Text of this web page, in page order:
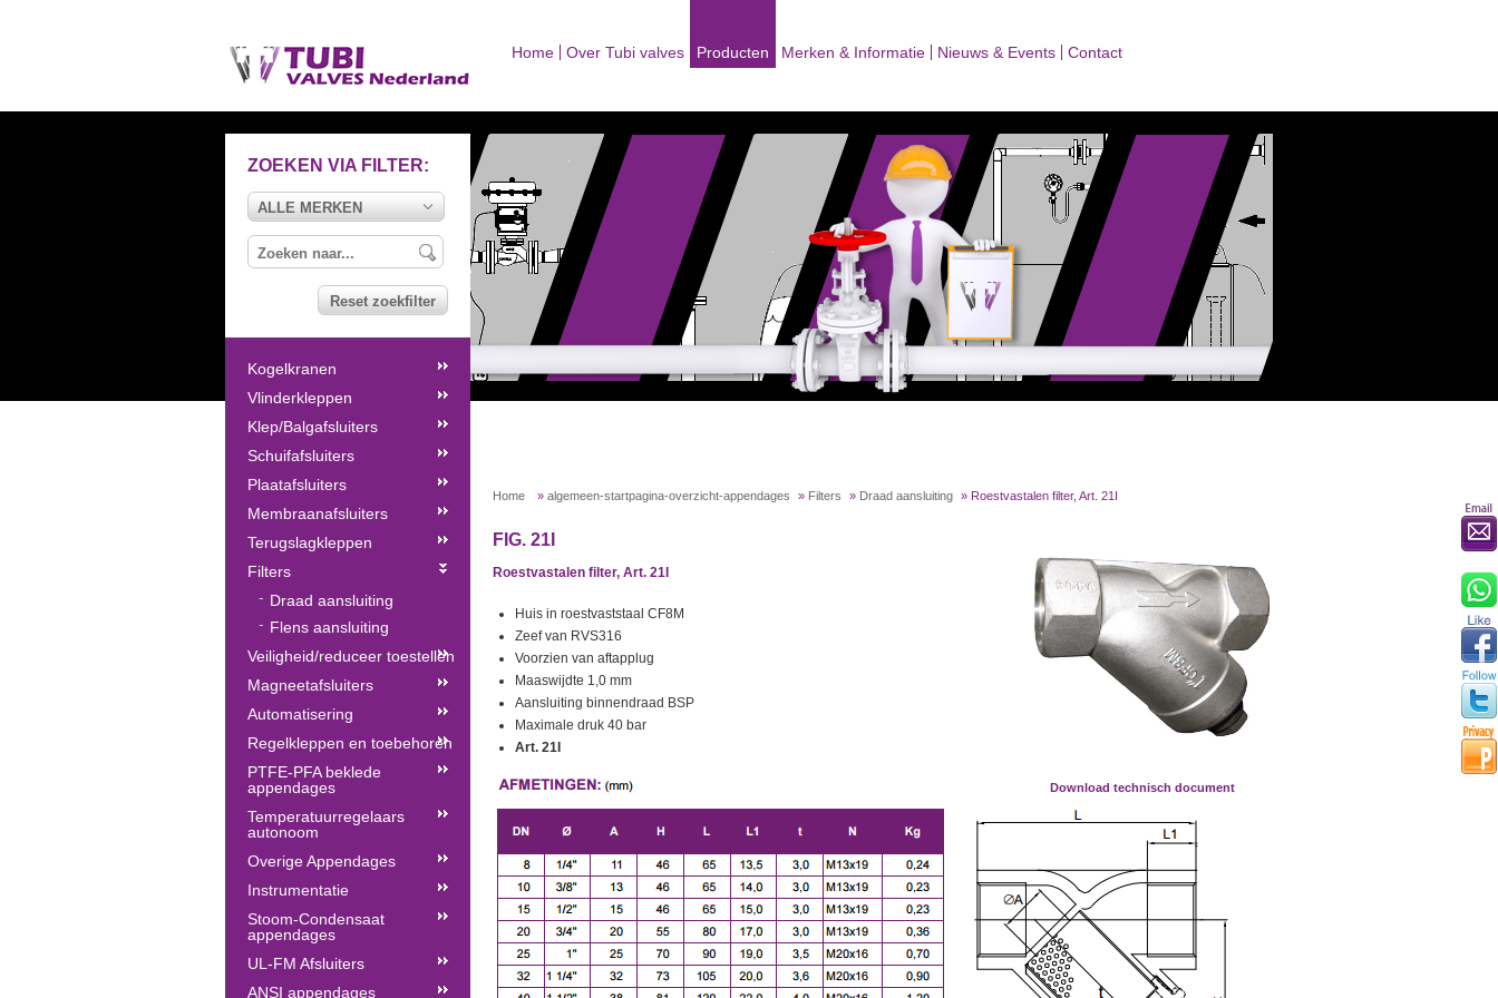
Home Over Tubi valves Producten Merken & Informatie Nieuws & Events Contact
Home » algemeen-startpagina-overzicht-appendages » Filters » Draad aansluiting » Roestvastalen filter, Art. 21I
FIG. 21I
Roestvastalen filter, Art. 21I
Huis in roestvaststaal CF8M
Zeef van RVS316
Voorzien van aftapplug
Maaswijdte 1,0 mm
Aansluiting binnendraad BSP
Maximale druk 40 bar
Art. 21I
Download technisch document
ZOEKEN VIA FILTER:
ALLE MERKEN
Reset zoekfilter
Kogelkranen
Vlinderkleppen
Klep/Balgafsluiters
Schuifafsluiters
Plaatafsluiters
Membraanafsluiters
Terugslagkleppen
Filters
Draad aansluiting
Flens aansluiting
Veiligheid/reduceer toestellen
Magneetafsluiters
Automatisering
Regelkleppen en toebehoren
PTFE-PFA beklede
appendages
Temperatuurregelaars
autonoom
Overige Appendages
Instrumentatie
Stoom-Condensaat
appendages
UL-FM Afsluiters
ANSI appendages